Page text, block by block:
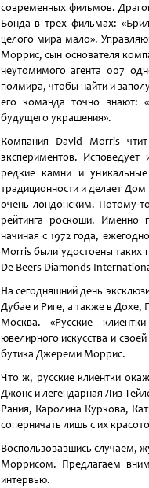
современных фильмов.
Бонда в трех фильмах:
целого мира мало».
Моррис, сын основателя
неутомимого агента 007
полмира, чтобы найти и
его команда точно знают:
будущего украшения».
Компания David Morris
экспериментов.
редкие камни и
традиционности и делает
очень лондонским. Потому-
рейтинга роскоши. Именно
начиная с 1972 года,
Morris были удостоены таких
De Beers Diamonds
На сегодняшний день
Дубае и Риге, а также в Дохе,
Москва. «Русские
ювелирного искусства и
бутика Джереми Моррис.
Что ж, русские клиентки
Джонс и легендарная Лиз
Рания, Каролина Куркова,
соперничать лишь с их
Воспользовавшись случаем,
Моррисом. Предлагаем
интервью.